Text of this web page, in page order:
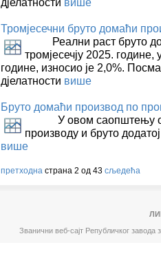
Тромјесечни бруто домаћи
Реални раст бруто
тромјесечју 2025. године,
године, износио је 2,0%.
дјелатности више
Бруто домаћи производ по
У овом саопштењу
производу и бруто
више
претходна страна 2 од 43 сљедећа
Званични веб-сајт Републичког